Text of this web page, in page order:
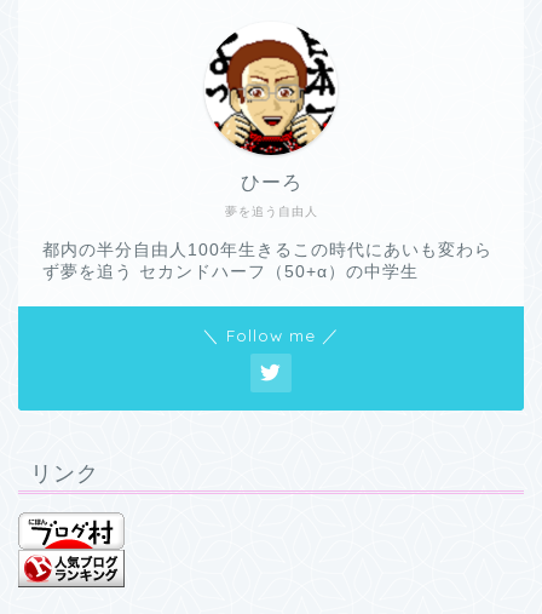
夢を追う自由人
ひーろ
都内の半分自由人100年生きるこの時代にあいも変わら
ず夢を追う セカンドハーフ（50+α）の中学生
＼ Follow me ／
リンク